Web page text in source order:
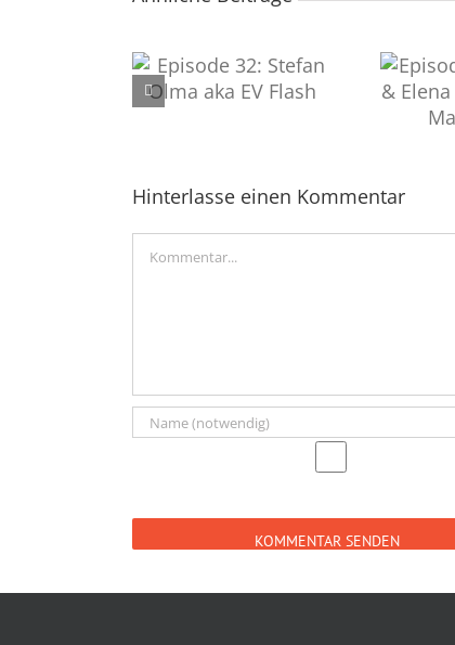
Episode 31: Antonia &
Hinterlasse einen Kommentar
Kommentar